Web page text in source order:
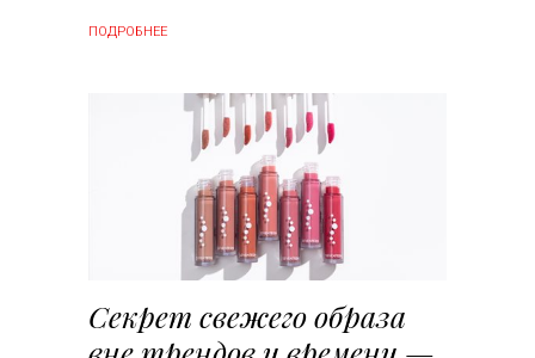
ПОДРОБНЕЕ
Секрет свежего образа